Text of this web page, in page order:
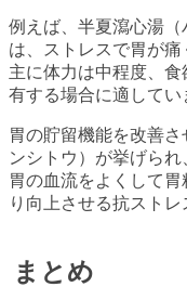
例えば、半夏瀉心湯
は、ストレスで胃が痛
主に体力は中程度、
有する場合に適してい
胃の貯留機能を改善
ンシトウ）が挙げられ
胃の血流をよくして
り向上させる抗ストレ
まとめ